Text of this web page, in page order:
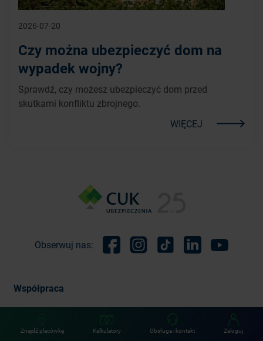
2026-07-20
Czy można ubezpieczyć dom na
wypadek wojny?
Sprawdź, czy możesz ubezpieczyć dom przed
skutkami konfliktu zbrojnego.
WIĘCEJ
Znajdź placówkę Kalkulatory Obsługa i kontakt Zaloguj
Obserwuj nas:
Współpraca
Ubezpieczenia
O nas